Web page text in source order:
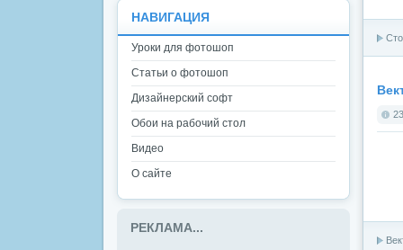
НАВИГАЦИЯ
Уроки для фотошоп
Статьи о фотошоп
Дизайнерский софт
Обои на рабочий стол
Видео
О сайте
РЕКЛАМА...